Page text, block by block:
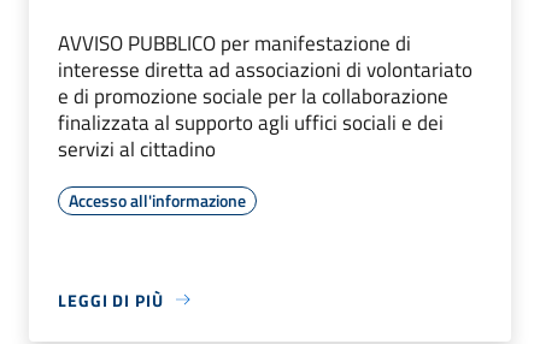
AVVISO PUBBLICO per manifestazione di
interesse diretta ad associazioni di volontariato
e di promozione sociale per la collaborazione
finalizzata al supporto agli uffici sociali e dei
servizi al cittadino
Accesso all'informazione
LEGGI DI PIÙ